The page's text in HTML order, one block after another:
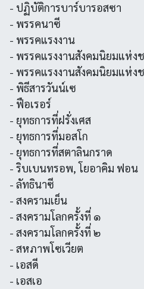
- ปฏิบัติการบาร์บารอสซา
- พรรคนาซี
- พรรคแรงงาน
- พรรคแรงงานสังคมนิยมแห่ง
- พรรคแรงงานสังคมนิยมแห่
- พิธีสารวันน์เซ
- ฟือเรอร์
- ยุทธการที่ฝรั่งเศส
- ยุทธการที่มอสโก
- ยุทธการที่สตาลินกราด
- ริบเบนทรอพ, โยอาคิม ฟอน
- ลัทธินาซี
- สงครามเย็น
- สงครามโลกครั้งที่ ๑
- สงครามโลกครั้งที่ ๒
- สหภาพโซเวียต
- เอสดี
- เอสเอ